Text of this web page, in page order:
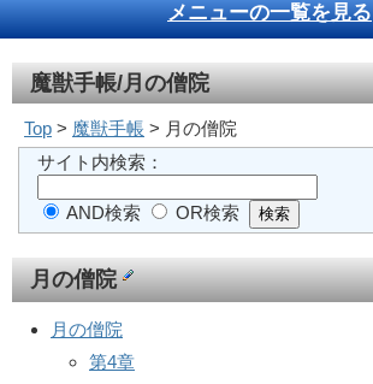
メニューの一覧を見る
魔獣手帳/月の僧院
Top > 魔獣手帳 > 月の僧院
サイト内検索：
AND検索 OR検索
月の僧院
月の僧院
第4章